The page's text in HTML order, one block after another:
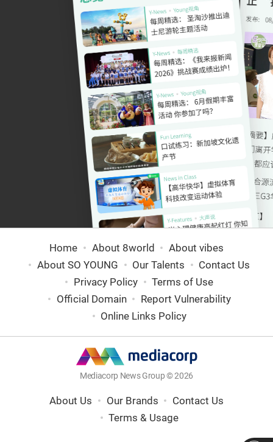
Home About 8world
About vibes
About SO YOUNG
Our Talents
Contact Us
Privacy Policy
Terms of Use
Official Domain
Report Vulnerability
Online Links Policy
Mediacorp News Group © 2026
About Us Our Brands
Contact Us
Terms & Usage